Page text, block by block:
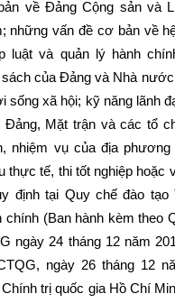
về Đảng Cộng sản và
những vấn đề cơ bản về
luật và quản lý hành
của Đảng và Nhà
sống xã hội; kỹ năng lãnh
Đảng, Mặt trận và các tổ
nhiệm vụ của địa phương
thực tế, thi tốt nghiệp hoặc
định tại Quy chế đào tạo
chính (Ban hành kèm theo
ngày 24 tháng 12năm
ngày 26 tháng 12
trị quốc gia Hồ Chí